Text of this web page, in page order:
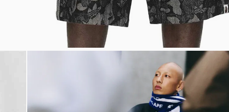
Bem-Vindo à artwalk
Para ter uma melhor experiência de compra, insira seu CEP
e veja a seleção de produtos disponíveis para sua região